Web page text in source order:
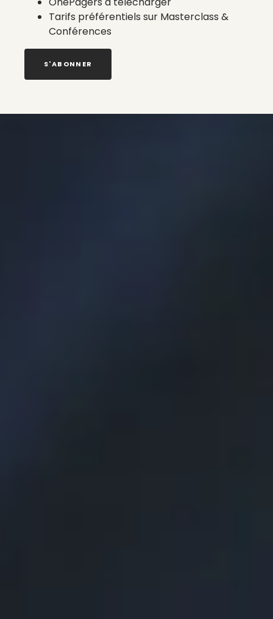
Tarifs préférentiels sur Masterclass &
Conférences
S'ABONNER